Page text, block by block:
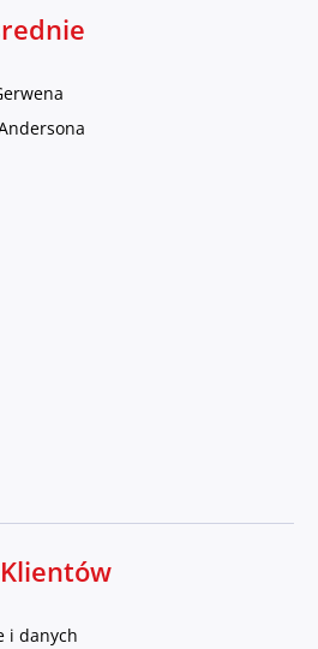
i danych